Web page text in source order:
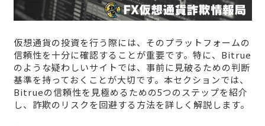
仮想通貨の投資を行う際には、そのプラットフォームの
信頼性を十分に確認することが重要です。特に、Bitrue
のような疑わしいサイトでは、事前に見破るための判断
基準を持っておくことが大切です。本セクションでは、
Bitrueの信頼性を見極めるための5つのステップを紹介
し、詐欺のリスクを回避する方法を詳しく解説します。